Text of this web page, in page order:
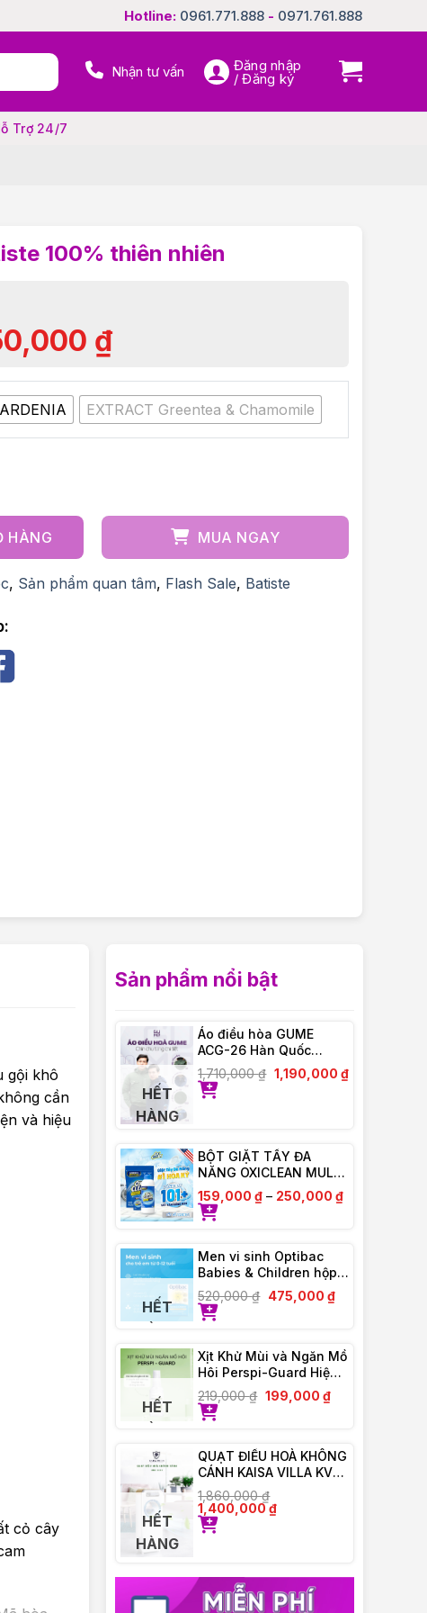
Hotline: 0961.771.888 - 0971.761.888
Nhận tư vấn Đăng nhập
/ Đăng ký
Trợ 24/7
100% thiên nhiên
₫
EXTRACT Greentea & Chamomile
thiên nhiên số lượng
HÀNG MUA NGAY
, Sản phẩm quan tâm, Flash Sale, Batiste
gội khô
cần
và hiệu
cỏ cây
Sản phẩm nổi bật
HẾT
HÀNG
Áo điều hòa GUME
ACG-26 Hàn Quốc
Chống Tia UV – Bảo
Hành Chính Hãng 12
tháng
1,710,000₫ 1,190,000 ₫
BỘT GIẶT TẨY ĐA
NĂNG OXICLEAN MULTI
– PURPOSE STAIN
REMOVER
159,000₫ – 250,000₫
HẾT
Men vi sinh Optibac
Babies & Children hộp
30 gói
520,000₫ 475,000 ₫
HẾT
Xịt Khử Mùi và Ngăn Mồ
Hôi Perspi-Guard Hiệu
Quả Tối Ưu 30ml
219,000₫ 199,000 ₫
HẾT
HÀNG
QUẠT ĐIỀU HOÀ KHÔNG
CÁNH KAISA VILLA KV-
QKC6622
1,860,000₫
1,400,000₫